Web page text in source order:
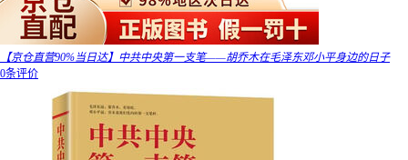
【京仓直营90%当日达】中共中央第一支笔——胡乔木在毛泽东邓小平身边的日子
0条评价